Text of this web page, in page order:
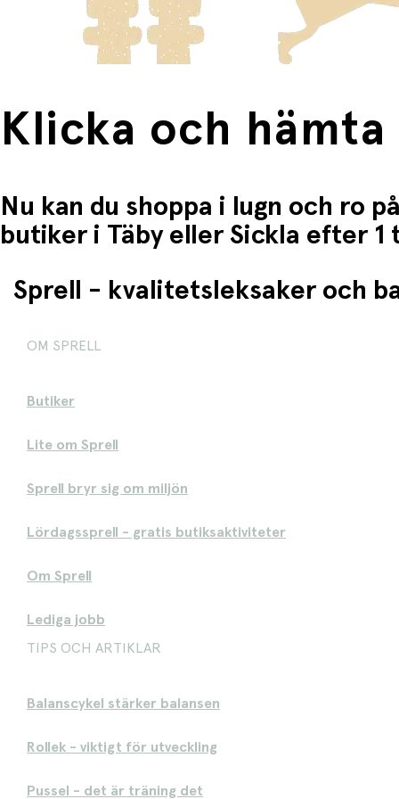
Klicka och hämta
Nu kan du shoppa i lugn och ro
butiker i Täby eller Sickla efter
Sprell - kvalitetsleksaker och
OM SPRELL
Butiker
Lite om Sprell
Sprell bryr sig om miljön
Lördagssprell - gratis butiksaktiviteter
Om Sprell
Lediga jobb
TIPS OCH ARTIKLAR
Balanscykel stärker balansen
Rollek - viktigt för utveckling
Pussel - det är träning det